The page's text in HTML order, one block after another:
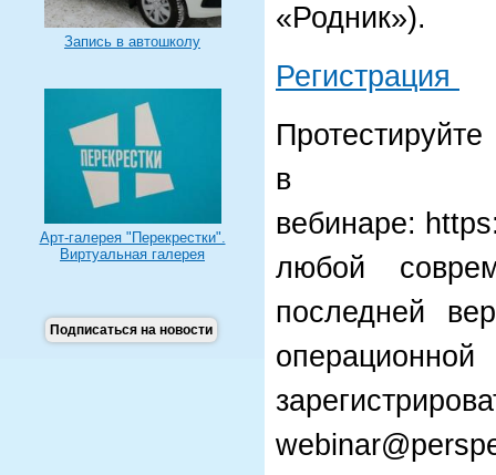
Запись в автошколу
Арт-галерея "Перекрестки".
Виртуальная галерея
Подписаться на новости
«Родник»).
Регистрация
в
вебинаре:
любой
последней